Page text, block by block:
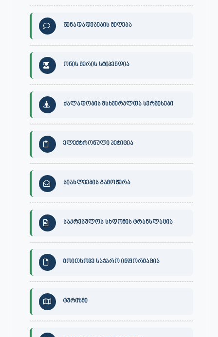
წინადადებების მიღება
ონის მერის სტიპენდია
ძალადობის მსხვერპლთა სერვისები
ელექტრონული პეტიცია
სიახლეების გამოწერა
საკრებულოს სხდომის ტრანსლაცია
მოითხოვე საჯარო ინფორმაცია
ტურიზმი